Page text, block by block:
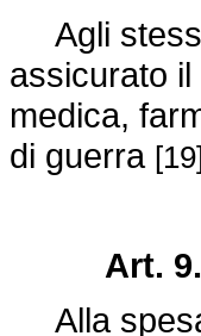
Agli stessi
assicurato
medica,
di guerra
Art. 9.
Alla